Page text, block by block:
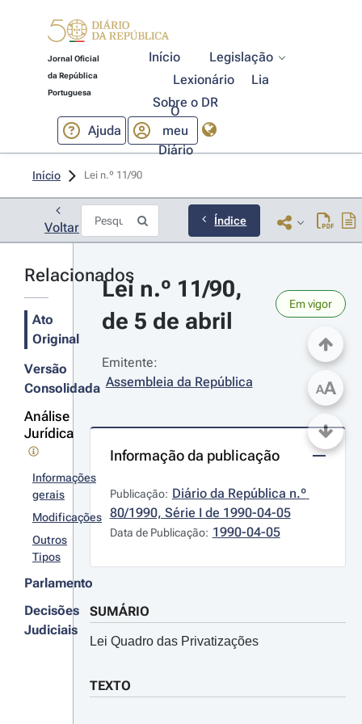
Jornal Oficial
da República
Portuguesa
Início
Legislação
Lexionário
Lia
Sobre o DR
Ajuda
O
meu
Diário
Início Lei n.º 11/90
Voltar Índice
Relacionados
Ato
Original
Versão
Consolidada
Análise
Jurídica
Informações
gerais
Modificações
Outros
Tipos
Parlamento
Decisões
Judiciais
Lei n.º 11/90,
de 5 de abril
Em vigor
Emitente:
Assembleia da República
Informação da publicação
Publicação: Diário da República n.º
80/1990, Série I de 1990-04-05
Data de Publicação: 1990-04-05
SUMÁRIO
Lei Quadro das Privatizações
TEXTO
AA